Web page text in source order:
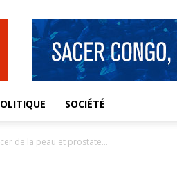
SOCIÉTÉ
de la peau et prostate...